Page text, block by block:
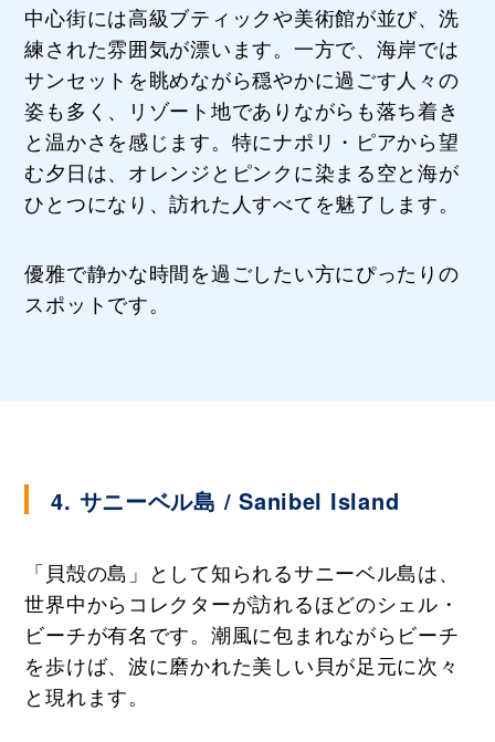
中心街には高級ブティックや美術館が並び、洗
練された雰囲気が漂います。一方で、海岸では
サンセットを眺めながら穏やかに過ごす人々の
姿も多く、リゾート地でありながらも落ち着き
と温かさを感じます。特にナポリ・ピアから望
む夕日は、オレンジとピンクに染まる空と海が
ひとつになり、訪れた人すべてを魅了します。
優雅で静かな時間を過ごしたい方にぴったりの
スポットです。
4. サニーベル島 / Sanibel Island
「貝殻の島」として知られるサニーベル島は、
世界中からコレクターが訪れるほどのシェル・
ビーチが有名です。潮風に包まれながらビーチ
を歩けば、波に磨かれた美しい貝が足元に次々
と現れます。